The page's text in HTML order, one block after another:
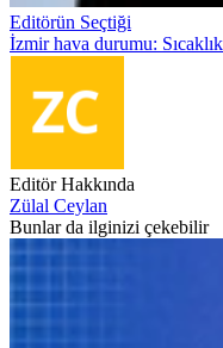
Editörün Seçtiği
İzmir hava durumu:
Editör Hakkında
Zülal Ceylan
Bunlar da ilginizi çekebilir